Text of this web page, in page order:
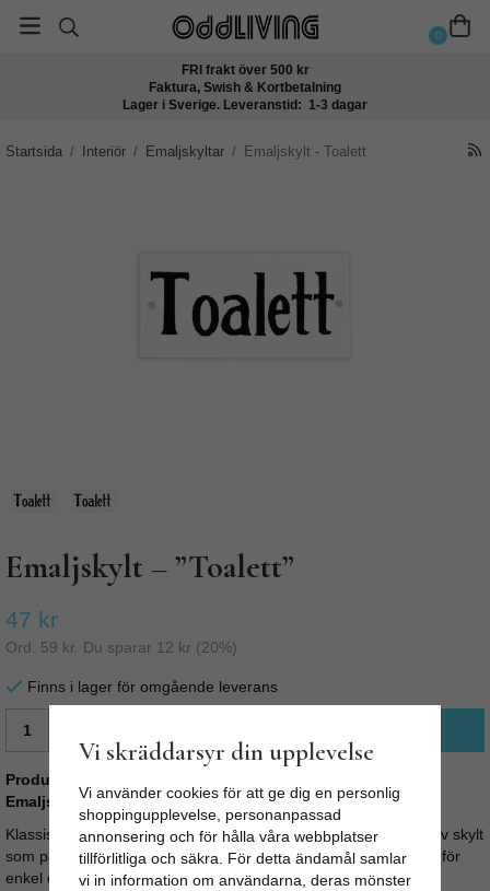
0
FRI frakt över 500 kr
Faktura, Swish & Kortbetalning
Lager i Sverige. Leveranstid: 1-3 dagar
Startsida / Interiör / Emaljskyltar / Emaljskylt - Toalett
Emaljskylt – ”Toalett”
47 kr
Ord. 59 kr . Du sparar 12 kr (20%)
Finns i lager för omgående leverans
Produktbeskrivning:
Emaljskylt – ”Toalett”
Klassisk emaljskylt med texten ”Toalett”. En stilren och dekorativ skylt
som passar perfekt på dörren. Skylten har ett hål på varje sida för
enkel och smidig upphängning.
Vi skräddarsyr din upplevelse
Vi använder cookies för att ge dig en personlig
shoppingupplevelse, personanpassad
annonsering och för hålla våra webbplatser
tillförlitliga och säkra. För detta ändamål samlar
vi in information om användarna, deras mönster